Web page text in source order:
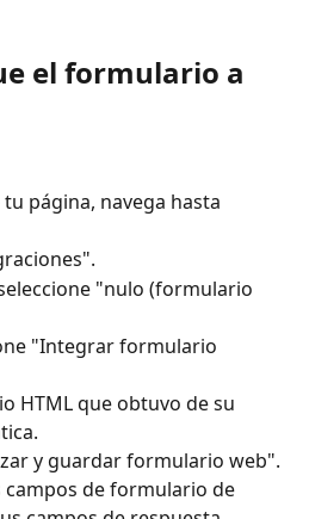
el formulario a
página, navega hasta
"nulo (formulario
"Integrar formulario
HTML que obtuvo de su
y guardar formulario web".
campos de formulario de